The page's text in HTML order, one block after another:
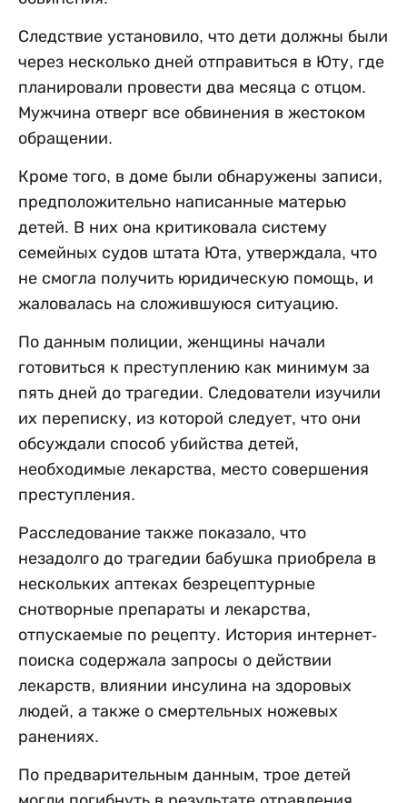
Следствие установило, что дети должны были
через несколько дней отправиться в Юту, где
планировали провести два месяца с отцом.
Мужчина отверг все обвинения в жестоком
обращении.
Кроме того, в доме были обнаружены записи,
предположительно написанные матерью
детей. В них она критиковала систему
семейных судов штата Юта, утверждала, что
не смогла получить юридическую помощь, и
жаловалась на сложившуюся ситуацию.
По данным полиции, женщины начали
готовиться к преступлению как минимум за
пять дней до трагедии. Следователи изучили
их переписку, из которой следует, что они
обсуждали способ убийства детей,
необходимые лекарства, место совершения
преступления.
Расследование также показало, что
незадолго до трагедии бабушка приобрела в
нескольких аптеках безрецептурные
снотворные препараты и лекарства,
отпускаемые по рецепту. История интернет-
поиска содержала запросы о действии
лекарств, влиянии инсулина на здоровых
людей, а также о смертельных ножевых
ранениях.
По предварительным данным, трое детей